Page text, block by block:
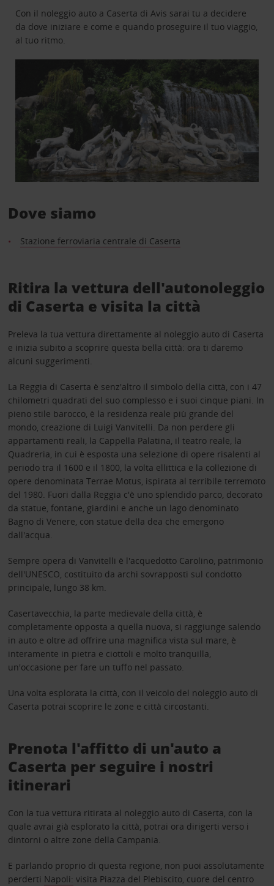
Con il noleggio auto a Caserta di Avis sarai tu a decidere
da dove iniziare e come e quando proseguire il tuo viaggio,
al tuo ritmo.
Dove siamo
Stazione ferroviaria centrale di Caserta
Ritira la vettura dell'autonoleggio
di Caserta e visita la città
Preleva la tua vettura direttamente al noleggio auto di Caserta
e inizia subito a scoprire questa bella città: ora ti daremo
alcuni suggerimenti.
La Reggia di Caserta è senz'altro il simbolo della città, con i 47
chilometri quadrati del suo complesso e i suoi cinque piani. In
pieno stile barocco, è la residenza reale più grande del
mondo, creazione di Luigi Vanvitelli. Da non perdere gli
appartamenti reali, la Cappella Palatina, il teatro reale, la
Quadreria, in cui è esposta una selezione di opere risalenti al
periodo tra il 1600 e il 1800, la volta ellittica e la collezione di
opere denominata Terrae Motus, ispirata al terribile terremoto
del 1980. Fuori dalla Reggia c'è uno splendido parco, decorato
da statue, fontane, giardini e anche un lago denominato
Bagno di Venere, con statue della dea che emergono
dall'acqua.
Sempre opera di Vanvitelli è l'acquedotto Carolino, patrimonio
dell'UNESCO, costituito da archi sovrapposti sul condotto
principale, lungo 38 km.
Casertavecchia, la parte medievale della città, è
completamente opposta a quella nuova, si raggiunge salendo
in auto e oltre ad offrire una magnifica vista sul mare, è
interamente in pietra e ciottoli e molto tranquilla,
un'occasione per fare un tuffo nel passato.
Una volta esplorata la città, con il veicolo del noleggio auto di
Caserta potrai scoprire le zone e città circostanti.
Prenota l'affitto di un'auto a
Caserta per seguire i nostri
itinerari
Con la tua vettura ritirata al noleggio auto di Caserta, con la
quale avrai già esplorato la città, potrai ora dirigerti verso i
dintorni o altre zone della Campania.
E parlando proprio di questa regione, non puoi assolutamente
perderti Napoli: visita Piazza del Plebiscito, cuore del centro